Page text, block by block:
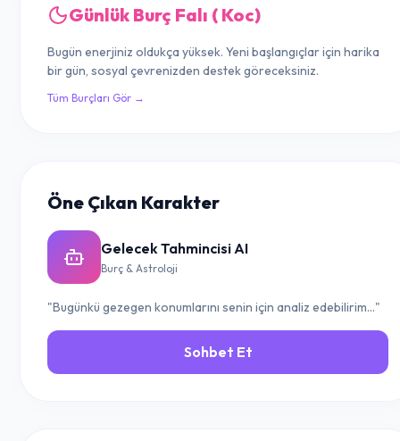
Günlük Burç Falı ( Koc)
Bugün enerjiniz oldukça yüksek. Yeni başlangıçlar için harika
bir gün, sosyal çevrenizden destek göreceksiniz.
Tüm Burçları Gör →
Öne Çıkan Karakter
Gelecek Tahmincisi AI
Burç & Astroloji
"Bugünkü gezegen konumlarını senin için analiz edebilirim..."
Sohbet Et